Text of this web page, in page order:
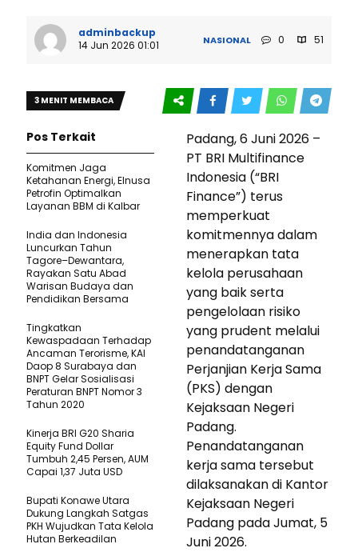
adminbackup
14 Jun 2026 01:01
NASIONAL 0 51
3 MENIT MEMBACA
Padang, 6 Juni 2026 –
PT BRI Multifinance
Indonesia (“BRI
Finance”) terus
memperkuat
komitmennya dalam
menerapkan tata
kelola perusahaan
yang baik serta
pengelolaan risiko
yang prudent melalui
penandatanganan
Perjanjian Kerja Sama
(PKS) dengan
Kejaksaan Negeri
Padang.
Penandatanganan
kerja sama tersebut
dilaksanakan di Kantor
Kejaksaan Negeri
Padang pada Jumat, 5
Juni 2026.
Pos Terkait
Komitmen Jaga
Ketahanan Energi, Elnusa
Petrofin Optimalkan
Layanan BBM di Kalbar
India dan Indonesia
Luncurkan Tahun
Tagore–Dewantara,
Rayakan Satu Abad
Warisan Budaya dan
Pendidikan Bersama
Tingkatkan
Kewaspadaan Terhadap
Ancaman Terorisme, KAI
Daop 8 Surabaya dan
BNPT Gelar Sosialisasi
Peraturan BNPT Nomor 3
Tahun 2020
Kinerja BRI G20 Sharia
Equity Fund Dollar
Tumbuh 2,45 Persen, AUM
Capai 1,37 Juta USD
Bupati Konawe Utara
Dukung Langkah Satgas
PKH Wujudkan Tata Kelola
Hutan Berkeadilan